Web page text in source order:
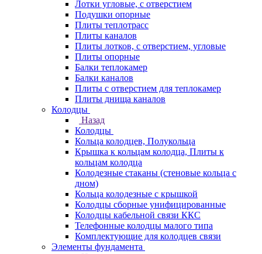
Лотки угловые, с отверстием
Подушки опорные
Плиты теплотрасс
Плиты каналов
Плиты лотков, с отверстием, угловые
Плиты опорные
Балки теплокамер
Балки каналов
Плиты с отверстием для теплокамер
Плиты днища каналов
Колодцы
Назад
Колодцы
Кольца колодцев, Полукольца
Крышка к кольцам колодца, Плиты к
кольцам колодца
Колодезные стаканы (стеновые кольца с
дном)
Кольца колодезные с крышкой
Колодцы сборные унифицированные
Колодцы кабельной связи ККС
Телефонные колодцы малого типа
Комплектующие для колодцев связи
Элементы фундамента